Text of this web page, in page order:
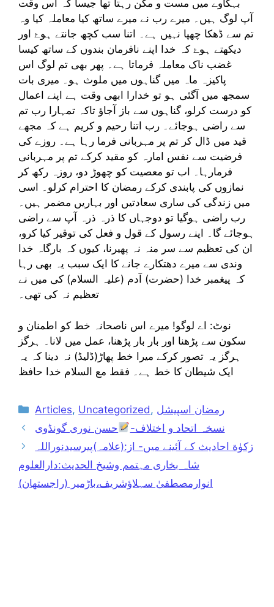
بہکاوے میں مست و مگن رہتا تھا جیسا کہ اس وقت
آپ لوگ ہیں۔ میرے رب نے میرے ساتھ کیا معاملہ کیا وہ
تم سے ڈھکا چھپا نہیں ہے۔ اتنا سب کچھ جانتے ہوۓ اور
دیکھتے ہوۓ کہ خدا اپنے نافرمان بندوں کے ساتھ کیسا
غضب ناک معاملہ فرماتا ہے۔ پھر بھی تم لوگ اس
پاکیزہ ماہ میں گناہوں میں ملوث ہو۔ میری بات
سمجھ میں آگئی ہو تو خدارا ابھی وقت ہے اپنے اعمال
کو درست کرلو، گناہوں سے باز آجاؤ تاکہ تمہارا رب تم
سے راضی ہوجائے۔ رب اتنا رحیم و کریم ہے کہ مجھے
قید میں ڈال کر تم پر مہربانی فرما رہا ہے۔ روزے کی
فرضیت سے نفس امارہ کو مقید کرکے تم پر مہربانی
فرمارہا۔ اب تو معصیت کو چھوڑ دو، روزہ رکھ کر
نمازوں کی پابندی کرکے رمضان کا احترام کرلو۔ اسی
میں زندگی کی ساری سعادتیں اور بہاریں مضمر ہیں۔
رب راضی ہوگیا تو دوجہاں کا ذرہ ذرہ آپ سے راضی
ہوجائے گا۔ اپنے رسول کے قول و فعل کی توقیر کیا کرو،
ان کی تعظیم سے سر منہ نہ پھیرنا، کیوں کہ بارگاہ خدا
وندی سے میرے دھتکارے جانے کا ایک سبب یہ بھی رہا
کہ پیغمبر خدا (حضرت) آدم (علیہ السلام) کی میں نے
تعظیم نہ کی تھی۔
نوٹ: اے لوگو! میرے اس ناصحانہ خط کو اطمنان و
سکون سے پڑھنا اور بار بار پڑھنا، عمل میں لانا۔ ہرگز
ہرگز یہ تصور کرکے میرا خط پھاڑ(ڈلیڈ) نہ دینا کہ یہ
ایک شیطان کا خط ہے۔ فقط مع السلام خدا حافظ
Categories
Articles, Uncategorized, رمضان اسپیشل
نسخہ اتحاد و اختلاف-
حسن نوری گونڈوی
زکوٰة احادیث کے آئینے میں- از:(علامہ)پیرسیدنوراللہ
شاہ بخاری مہتمم وشیخ الحدیث:دارالعلوم
انوارمصطفیٰ سہلاؤشریف،باڑمیر (راجستھان)